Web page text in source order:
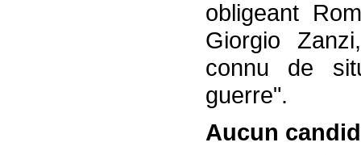
obligeant
Giorgio
connu de
guerre".
Aucun